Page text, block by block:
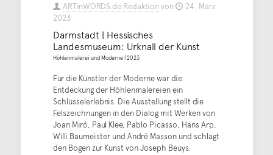
ARTinWORDS.de Redaktionvon
24. März
2023
Darmstadt | Hessisches
Landesmuseum: Urknall der Kunst
Höhlenmalerei und Moderne | 2023
Für die Künstler der Moderne war die
Entdeckung der Höhlenmalereien ein
Schlüsselerlebnis. Die Ausstellung stellt die
Felszeichnungen in den Dialog mit Werken von
Joan Miró, Paul Klee, Pablo Picasso, Hans Arp,
Willi Baumeister und André Masson und schlägt
den Bogen zur Kunst von Joseph Beuys.